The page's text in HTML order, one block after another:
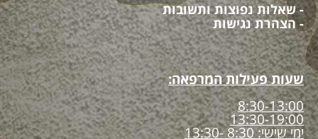
- שאלות נפוצות ותשובות
- הצהרת נגישות
שעות פעילות המרפאה:
8:30-13:00
13:30-19:00
ימי שישי: 8:30 -13:30